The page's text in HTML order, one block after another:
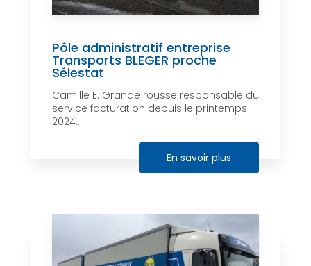
Pôle administratif entreprise
Transports BLEGER proche
Sélestat
Camille E. Grande rousse responsable du
service facturation depuis le printemps
2024....
En savoir plus